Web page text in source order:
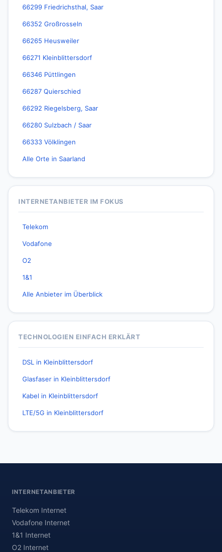
66299 Friedrichsthal, Saar
66352 Großrosseln
66265 Heusweiler
66271 Kleinblittersdorf
66346 Püttlingen
66287 Quierschied
66292 Riegelsberg, Saar
66280 Sulzbach / Saar
66333 Völklingen
Alle Orte in Saarland
INTERNETANBIETER IM FOKUS
Telekom
Vodafone
O2
1&1
Alle Anbieter im Überblick
TECHNOLOGIEN EINFACH ERKLÄRT
DSL in Kleinblittersdorf
Glasfaser in Kleinblittersdorf
Kabel in Kleinblittersdorf
LTE/5G in Kleinblittersdorf
INTERNETANBIETER
Telekom Internet
Vodafone Internet
1&1 Internet
O2 Internet